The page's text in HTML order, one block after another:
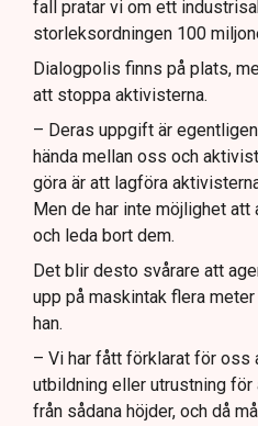
fall pratar vi om ett
storleksordningen 100
Dialogpolis finns på plats,
att stoppa aktivisterna.
– Deras uppgift är
hända mellan oss och
göra är att lagföra
Men de har inte möjlighet
och leda bort dem.
Det blir desto svårare att
upp på maskintak flera
han.
– Vi har fått förklarat för oss
utbildning eller utrustning
från sådana höjder, och då